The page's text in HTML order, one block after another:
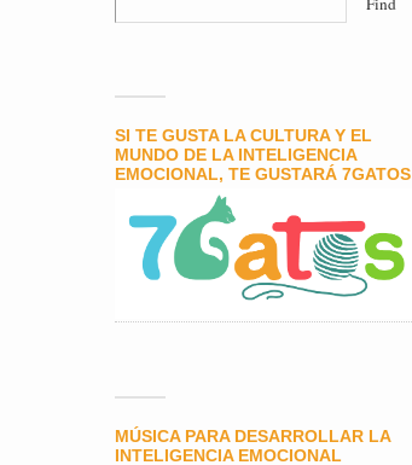
SI TE GUSTA LA CULTURA Y EL
MUNDO DE LA INTELIGENCIA
EMOCIONAL, TE GUSTARÁ 7GATOS
MÚSICA PARA DESARROLLAR LA
INTELIGENCIA EMOCIONAL